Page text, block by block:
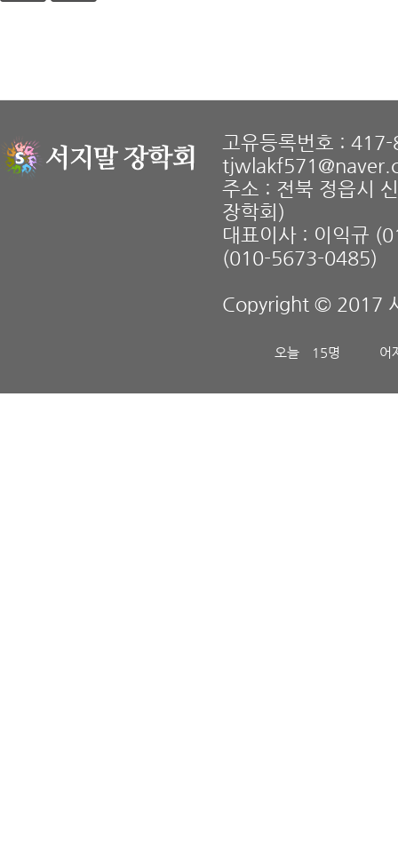
고유등록번호 :
주소 : 전북 정읍시
장학회)
대표이사 : 이익규
(010-5673-0485)
Copyright © 2017
오늘 15명 어